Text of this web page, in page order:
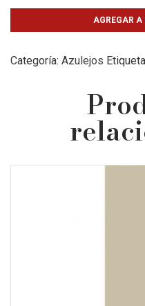
AGREGAR
Categoría: Azulejos